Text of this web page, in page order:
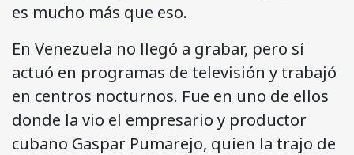
es mucho más que eso.
En Venezuela no llegó a grabar, pero sí
actuó en programas de televisión y trabajó
en centros nocturnos. Fue en uno de ellos
donde la vio el empresario y productor
cubano Gaspar Pumarejo, quien la trajo de